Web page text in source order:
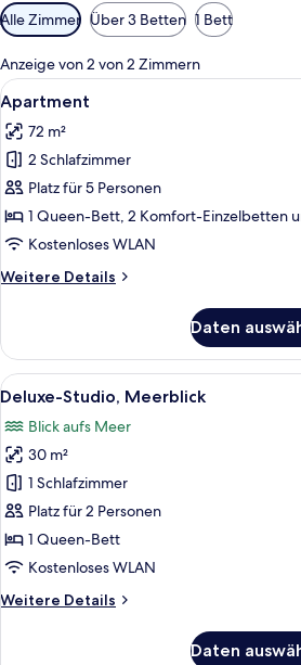
Verfügbare
Filter
für
Zimmer
Alle Zimmer Über 3 Betten 1 Bett
Anzeige von 2 von 2 Zimmern
Alle
Fotos
für
Apartment
anzeigen
Ein
11
Apartment
72 m²
2 Schlafzimmer
Platz für 5 Personen
1 Queen-Bett, 2 Komfort-Einzelbetten
Kostenloses WLAN
Weitere Details
Weitere
Daten
Alle
Fotos
für
Deluxe-
Studio,
Meerblick
anzeigen
Ein
12
Deluxe-Studio, Meerblick
Blick aufs Meer
30 m²
1 Schlafzimmer
Platz für 2 Personen
1 Queen-Bett
Kostenloses WLAN
Weitere Details
Weitere
Daten